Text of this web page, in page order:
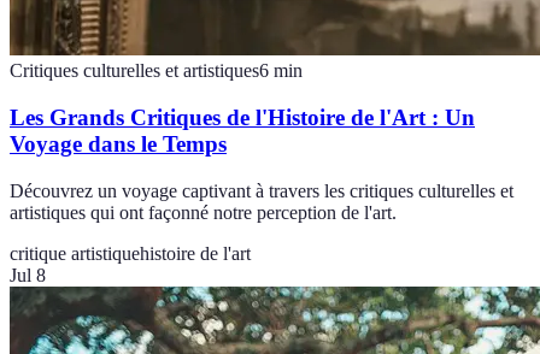
Critiques culturelles et artistiques6 min
Les Grands Critiques de l'Histoire de l'Art : Un
Voyage dans le Temps
Découvrez un voyage captivant à travers les critiques culturelles et
artistiques qui ont façonné notre perception de l'art.
critique artistiquehistoire de l'art
Jul 8